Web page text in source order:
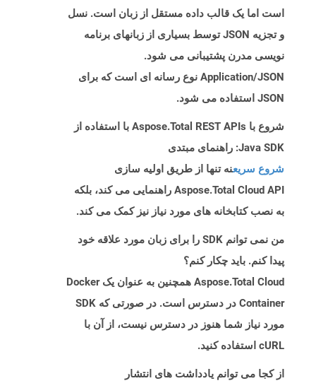
است اما یک قالب داده مستقل از زبان است. نسل
و تجزیه JSON توسط بسیاری از زبانهای برنامه
نویسی مدرن پشتیبانی می شود.
Application/JSON نوع رسانه ای است که برای
JSON استفاده می شود.
شروع با Aspose.Total REST APIs با استفاده از
Java SDK: راهنمای مبتدی
شروع سریعنه تنها از طریق اولیه سازی
Aspose.Total Cloud API راهنمایی می کند، بلکه
به نصب کتابخانه های مورد نیاز نیز کمک می کند.
من نمی توانم SDK را برای زبان مورد علاقه خود
پیدا کنم. باید چکار کنم؟
Aspose.Total Cloud همچنین به عنوان یک Docker
Container در دسترس است. در صورتی که SDK
مورد نیاز شما هنوز در دسترس نیست، از آن با
cURL استفاده کنید.
از کجا می توانم یادداشت های انتشار